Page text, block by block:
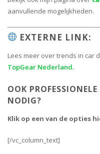
aanvullende mogelijkheden.
EXTERNE LINK:
Lees meer over trends in car
TopGear Nederland.
OOK
NODIG?
Klik op een van de opties
[/vc_column_text]